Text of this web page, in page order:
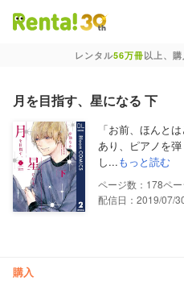
レンタル56万冊以上、購
月を目指す、星になる 下
「お前、ほんと
あり、ピアノを弾
し...もっと読む
178
配信日：2019/07/
購入